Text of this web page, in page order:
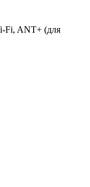
Fi, ANT+ (для